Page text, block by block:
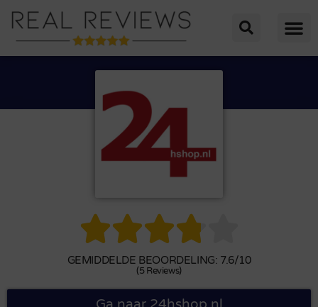

GEMIDDELDE BEOORDELING: 7.6/10
(5 Reviews)